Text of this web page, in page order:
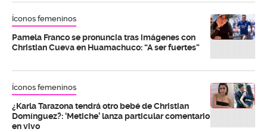
Íconos femeninos
Pamela Franco se pronuncia tras imágenes con
Christian Cueva en Huamachuco: “A ser fuertes”
Íconos femeninos
¿Karla Tarazona tendrá otro bebé de Christian
Domínguez?: ‘Metiche’ lanza particular comentario
en vivo